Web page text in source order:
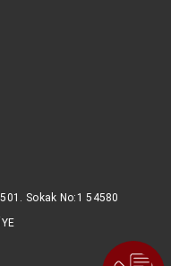
Sokak No:1 54580